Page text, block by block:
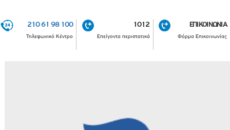
210 61 98 100
Τηλεφωνικό Κέντρο
1012
Επείγοντα περιστατικά
ΕΠΙΚΟΙΝΩΝΙΑ
Φόρμα Επικοινωνίας